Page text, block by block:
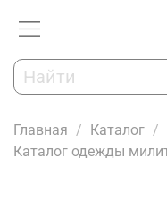
Главная
Каталог
Каталог одежды